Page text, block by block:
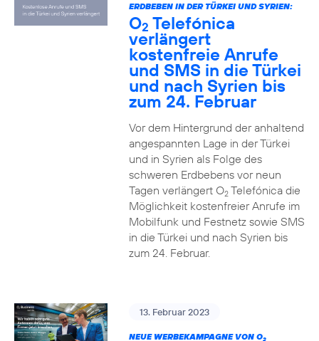
ERDBEBEN IN DER TÜRKEI UND SYRIEN:
O2 Telefónica
verlängert
kostenfreie Anrufe
und SMS in die Türkei
und nach Syrien bis
zum 24. Februar
Vor dem Hintergrund der anhaltend
angespannten Lage in der Türkei
und in Syrien als Folge des
schweren Erdbebens vor neun
Tagen verlängert O2Telefónica die
Möglichkeit kostenfreier Anrufe im
Mobilfunk und Festnetz sowie SMS
in die Türkei und nach Syrien bis
zum 24. Februar.
13. Februar 2023
NEUE WERBEKAMPAGNE VON O2